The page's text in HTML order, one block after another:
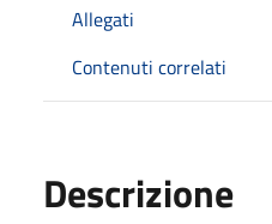
Allegati
Contenuti correlati
Descrizione